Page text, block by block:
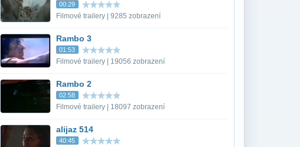
00:29
Filmové trailery | 9285 zobrazení
Rambo 3
01:53
Filmové trailery | 19056 zobrazení
Rambo 2
02:58
Filmové trailery | 18097 zobrazení
alijaz 514
40:45